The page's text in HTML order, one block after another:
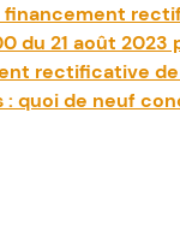
financement
du 21 août
rectificative
: quoi de neuf